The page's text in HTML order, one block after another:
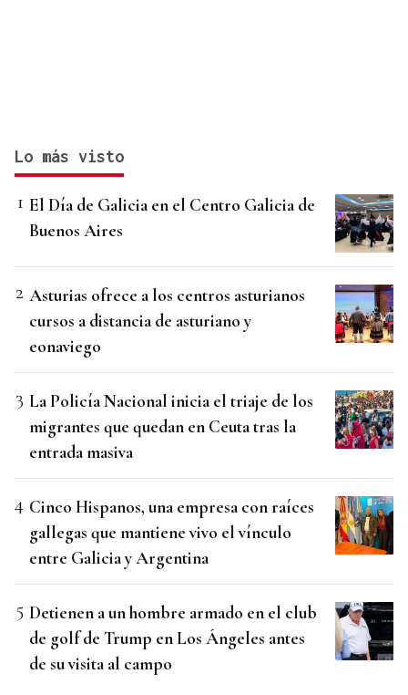
Lo más visto
El Día de Galicia en el Centro Galicia de
Buenos Aires
Asturias ofrece a los centros asturianos
cursos a distancia de asturiano y
eonaviego
La Policía Nacional inicia el triaje de los
migrantes que quedan en Ceuta tras la
entrada masiva
Cinco Hispanos, una empresa con raíces
gallegas que mantiene vivo el vínculo
entre Galicia y Argentina
Detienen a un hombre armado en el club
de golf de Trump en Los Ángeles antes
de su visita al campo